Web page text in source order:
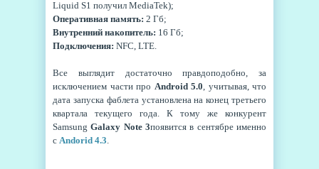
Liquid S1 получил MediaTek);
Оперативная память: 2 Гб;
Внутренний накопитель: 16 Гб;
Подключения: NFC, LTE.
Все выглядит достаточно правдоподобно, за
исключением части про Android 5.0, учитывая, что
дата запуска фаблета установлена на конец третьего
квартала текущего года. К тому же конкурент
SamsungGalaxy Note 3появится в сентябре именно
с Andorid 4.3.